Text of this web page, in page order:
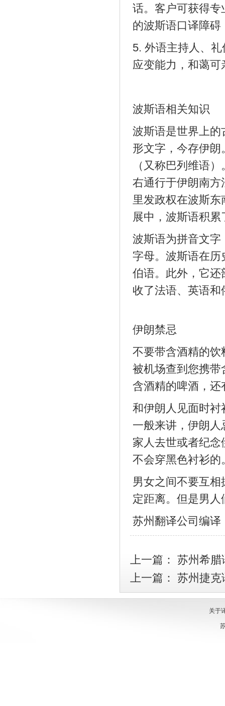
话。客户可获得
的波斯语口译障
5. 外语主持人、
应变能力，和蔼
波斯语相关知识
波斯语是世界上
形文字，今存伊
（又称巴列维语
右通行于伊朗南
里发政权在波斯
展中，波斯语积
波斯语为拼音文
字母。波斯语在
伯语。此外，它
收了法语、英语
伊朗禁忌
不要带含酒精的
被机场查到您携
含酒精的啤酒，
和伊朗人见面时
一般来讲，伊朗
家人去世或者纪
不会穿黑色衬衫
男女之间不要互
定距离。但是男
苏州翻译公司 编译
上一篇： 苏州希腊
上一篇： 苏州捷克
关于